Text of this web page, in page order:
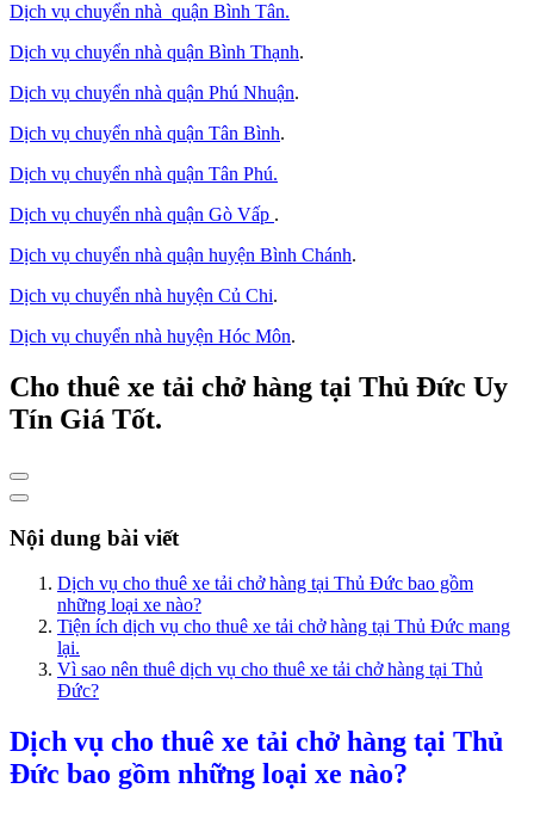
Dịch vụ chuyển nhà quận Bình Tân.
Dịch vụ chuyển nhà quận Bình Thạnh.
Dịch vụ chuyển nhà quận Phú Nhuận.
Dịch vụ chuyển nhà quận Tân Bình.
Dịch vụ chuyển nhà quận Tân Phú.
Dịch vụ chuyển nhà quận Gò Vấp .
Dịch vụ chuyển nhà quận huyện Bình Chánh.
Dịch vụ chuyển nhà huyện Củ Chi.
Dịch vụ chuyển nhà huyện Hóc Môn.
Cho thuê xe tải chở hàng tại Thủ Đức Uy
Tín Giá Tốt.
Nội dung bài viết
Dịch vụ cho thuê xe tải chở hàng tại Thủ Đức bao gồm
những loại xe nào?
Tiện ích dịch vụ cho thuê xe tải chở hàng tại Thủ Đức mang
lại.
Vì sao nên thuê dịch vụ cho thuê xe tải chở hàng tại Thủ
Đức?
Dịch vụ cho thuê xe tải chở hàng tại Thủ
Đức bao gồm những loại xe nào?